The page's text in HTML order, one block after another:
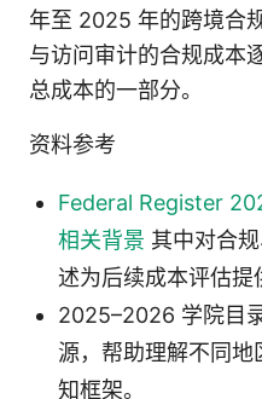
年至 2025 年的跨境合
与访问审计的合规成本
总成本的一部分。
资料参考
Federal Register
相关背景 其中对合
述为后续成本评估提
2025–2026 学院目
源，帮助理解不同
知框架。